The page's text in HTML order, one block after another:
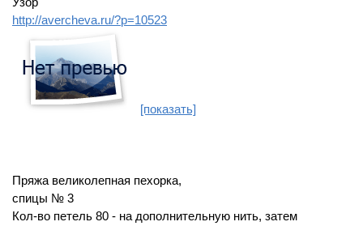
http://avercheva.ru/?p=10523
[показать]
Пряжа великолепная пехорка,
спицы № 3
Кол-во петель 80 - на дополнительную нить, затем